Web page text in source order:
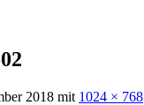
2018 mit 1024 × 768